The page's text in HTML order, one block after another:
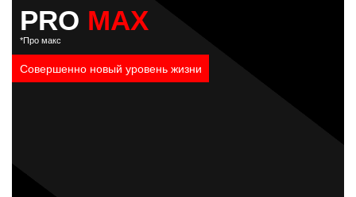
PRO MAX
*Про макс
Совершенно новый уровень жизни